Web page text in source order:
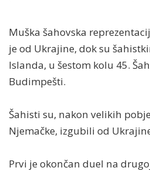
Muška šahovska
je od Ukrajine, dok su
Islanda, u šestom kolu 45.
Budimpešti.
Šahisti su, nakon velikih
Njemačke, izgubili od
Prvi je okončan duel na